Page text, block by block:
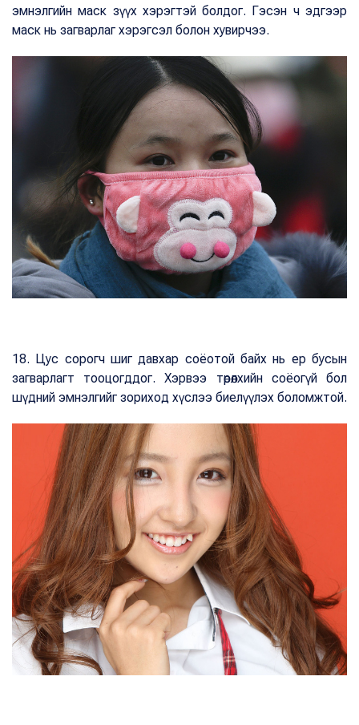
эмнэлгийн маск зүүх хэрэгтэй болдог. Гэсэн ч эдгээр
маск нь загварлаг хэрэгсэл болон хувирчээ.
18. Цус сорогч шиг давхар соёотой байх нь ер бусын
загварлагт тооцогддог. Хэрвээ төрөлхийн соёогүй бол
шүдний эмнэлгийг зориход хүслээ биелүүлэх боломжтой.